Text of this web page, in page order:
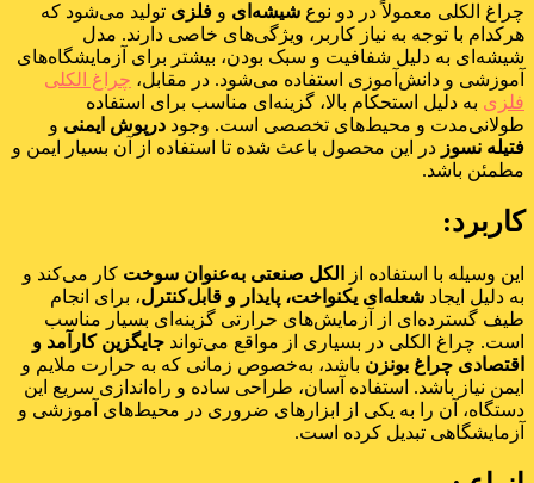
چراغ الکلی معمولاً در دو نوع شیشه‌ای و فلزی تولید می‌شود که
هرکدام با توجه به نیاز کاربر، ویژگی‌های خاصی دارند. مدل
شیشه‌ای به دلیل شفافیت و سبک بودن، بیشتر برای آزمایشگاه‌های
آموزشی و دانش‌آموزی استفاده می‌شود. در مقابل، چراغ الکلی
فلزی به دلیل استحکام بالا، گزینه‌ای مناسب برای استفاده
طولانی‌مدت و محیط‌های تخصصی است. وجود درپوش ایمنی و
فتیله نسوز در این محصول باعث شده تا استفاده از آن بسیار ایمن و
مطمئن باشد.
کاربرد:
این وسیله با استفاده از الکل صنعتی به‌عنوان سوخت کار می‌کند و
به دلیل ایجاد شعله‌ای یکنواخت، پایدار و قابل‌کنترل، برای انجام
طیف گسترده‌ای از آزمایش‌های حرارتی گزینه‌ای بسیار مناسب
است. چراغ الکلی در بسیاری از مواقع می‌تواند جایگزین کارآمد و
اقتصادی چراغ بونزن باشد، به‌خصوص زمانی که به حرارت ملایم و
ایمن نیاز باشد. استفاده آسان، طراحی ساده و راه‌اندازی سریع این
دستگاه، آن را به یکی از ابزارهای ضروری در محیط‌های آموزشی و
آزمایشگاهی تبدیل کرده است.